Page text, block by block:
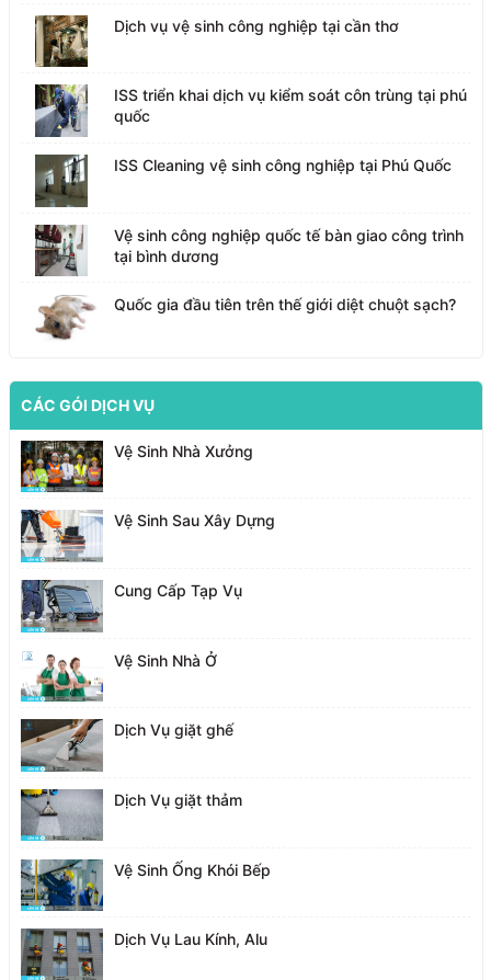
Dịch vụ vệ sinh công nghiệp tại cần thơ
ISS triển khai dịch vụ kiểm soát côn trùng tại phú
quốc
ISS Cleaning vệ sinh công nghiệp tại Phú Quốc
Vệ sinh công nghiệp quốc tế bàn giao công trình
tại bình dương
Quốc gia đầu tiên trên thế giới diệt chuột sạch?
CÁC GÓI DỊCH VỤ
Vệ Sinh Nhà Xưởng
Vệ Sinh Sau Xây Dựng
Cung Cấp Tạp Vụ
Vệ Sinh Nhà Ở
Dịch Vụ giặt ghế
Dịch Vụ giặt thảm
Vệ Sinh Ống Khói Bếp
Dịch Vụ Lau Kính, Alu